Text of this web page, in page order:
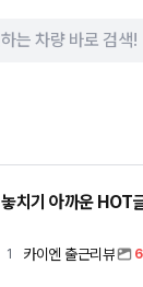
놓치기 아까운 HOT
1 카이엔 출근리뷰 6